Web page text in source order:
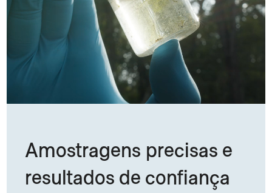
Amostragens precisas e
resultados de confiança